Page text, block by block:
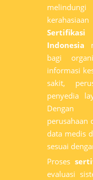
Indonesia
bagi
informasi
sakit,
penyedia
Dengan
perusahaan
data medis
sesuai
Proses
evaluasi